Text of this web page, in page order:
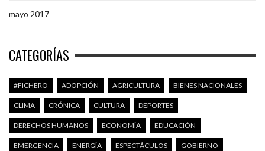
mayo 2017
CATEGORÍAS
#FICHERO ADOPCIÓN AGRICULTURA BIENES NACIONALES
CLIMA CRÓNICA CULTURA DEPORTES
DERECHOS HUMANOS ECONOMÍA EDUCACIÓN
EMERGENCIA ENERGÍA ESPECTÁCULOS GOBIERNO